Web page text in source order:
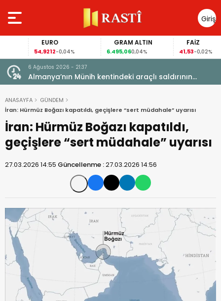
Giriş
Yap
EURO
54,9212-0,04%
GRAM ALTIN
6.495,060,04%
FAİZ
41,53-0,02%
FIFA
6 Ağustos 2026 - 21:37
Almanya’nın Münih kentindeki araçlı saldırının
sanığına ömür boyu hapis cezası
ANASAYFA
GÜNDEM
İran: Hürmüz Boğazı kapatıldı, geçişlere “sert müdahale” uyarısı
İran: Hürmüz Boğazı kapatıldı,
geçişlere “sert müdahale” uyarısı
27.03.2026 14:55 Güncellenme :27.03.2026 14:56